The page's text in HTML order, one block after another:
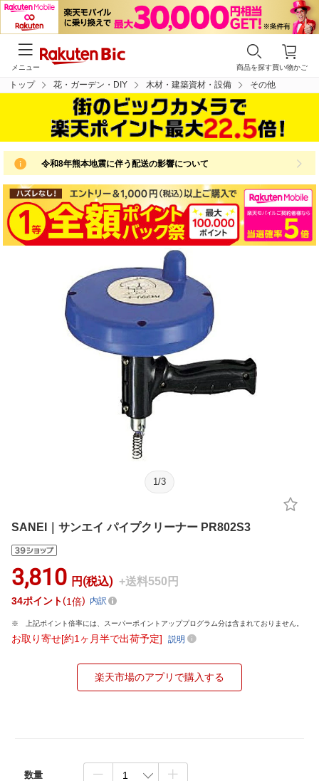
買い物かご
商品を探す
メニュー
トップ 花・ガーデン・DIY 木材・建築資材・設備 その他
令和8年熊本地震に伴う配送の影響について
1 /3
SANEI｜サンエイ パイプクリーナー PR802S3
3,810 円(税込) +送料550円
34ポイント 1倍 内訳
上記ポイント倍率には、スーパーポイントアッププログラム分は含まれておりません。
お取り寄せ[約1ヶ月半で出荷予定] 説明
楽天市場のアプリで購入する
数量